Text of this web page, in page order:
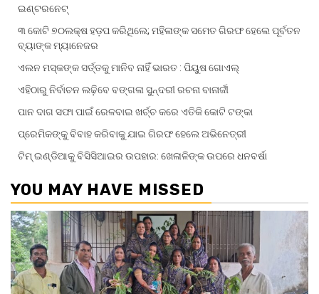
ଇଣ୍ଟରନେଟ୍
୩ କୋଟି ୭୦ଲକ୍ଷ ହଡ଼ପ କରିଥିଲେ; ମହିଳାଙ୍କ ସମେତ ଗିରଫ ହେଲେ ପୂର୍ବତନ
ବ୍ୟାଙ୍କ ମ୍ୟାନେଜର
ଏଲନ ମସ୍କଙ୍କ ସର୍ତ୍ତକୁ ମାନିବ ନାହିଁ ଭାରତ : ପିୟୁଷ ଗୋଏଲ୍
ଏହିଠାରୁ ନିର୍ବାଚନ ଲଢ଼ିବେ ବଙ୍ଗଳା ସୁନ୍ଦରୀ ରଚନା ବାନାର୍ଜୀ
ପାନ ଦାଗ ସଫା ପାଇଁ ରେଳବାଇ ଖର୍ଚ୍ଚ କରେ ଏତିକି କୋଟି ଟଙ୍କା
ପ୍ରେମିକଙ୍କୁ ବିବାହ କରିବାକୁ ଯାଇ ଗିରଫ ହେଲେ ଅଭିନେତ୍ରୀ
ଟିମ୍ ଇଣ୍ଡିଆକୁ ବିସିସିଆଇର ଉପହାର: ଖେଳାଳିଙ୍କ ଉପରେ ଧନବର୍ଷା
YOU MAY HAVE MISSED